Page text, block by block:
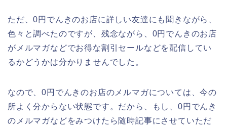
ただ、0円でんきのお店に詳しい友達にも聞きながら、
色々と調べたのですが、残念ながら、0円でんきのお店
がメルマガなどでお得な割引セールなどを配信してい
るかどうかは分かりませんでした。
なので、0円でんきのお店のメルマガについては、今の
所よく分からない状態です。だから、もし、0円でんき
のメルマガなどをみつけたら随時記事にさせていただ